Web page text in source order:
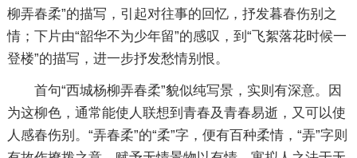
柳弄春柔”的描写，引起对往事的回忆，抒发暮春伤别之
情；下片由“韶华不为少年留”的感叹，到“飞絮落花时候一
登楼”的描写，进一步抒发愁情别恨。
首句“西城杨柳弄春柔”貌似纯写景，实则有深意。因
为这柳色，通常能使人联想到青春及青春易逝，又可以使
人感春伤别。“弄春柔”的“柔”字，便有百种柔情，“弄”字则